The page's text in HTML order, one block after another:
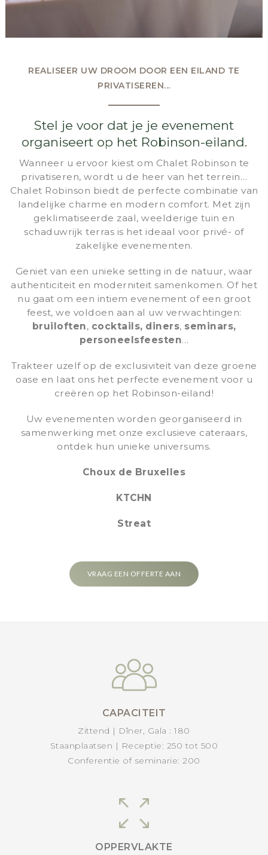
REALISEER UW DROOM DOOR EEN EILAND TE
PRIVATISEREN...
Stel je voor dat je je evenement
organiseert op het Robinson-eiland.
Wanneer u ervoor kiest om Chalet Robinson te
privatiseren, wordt u de heer van het terrein…
Chalet Robinson biedt de perfecte combinatie van
landelijke charme en modern comfort. Met zijn
geklimatiseerde zaal, weelderige tuin en
schaduwrijk terras is het ideaal voor privé- of
zakelijke evenementen.
Geniet van een unieke setting in de natuur, waar
authenticiteit en moderniteit samenkomen. Of het
nu gaat om een intiem evenement of een groot
feest, we voldoen aan al uw verwachtingen:
bruiloften, cocktails, diners, seminars,
personeelsfeesten…
Trakteer uzelf op de exclusiviteit van deze groene
oase en laat ons het perfecte evenement voor u
creëren op het Robinson-eiland!
Uw evenementen worden georganiseerd in
samenwerking met onze exclusieve cateraars,
ontdek hun unieke universums.
Choux de Bruxelles
KTCHN
Streat
VRAAG EEN OFFERTE AAN
CAPACITEIT
Zittend | Dîner, Gala : 180
Staanplaatsen | Receptie: 250 tot 500
Conferentie of seminarie: 200
OPPERVLAKTE